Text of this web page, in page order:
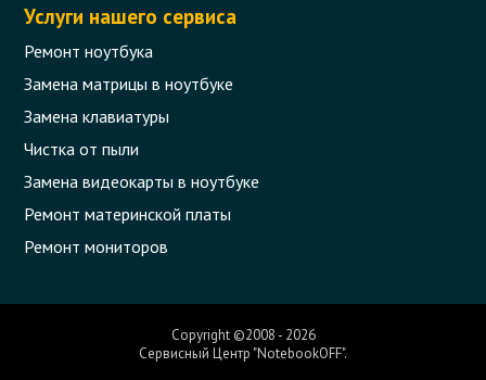
Услуги нашего сервиса
Ремонт ноутбука
Замена матрицы в ноутбуке
Замена клавиатуры
Чистка от пыли
Замена видеокарты в ноутбуке
Ремонт материнской платы
Ремонт мониторов
Copyright ©2008 - 2026
Сервисный Центр "NotebookOFF".